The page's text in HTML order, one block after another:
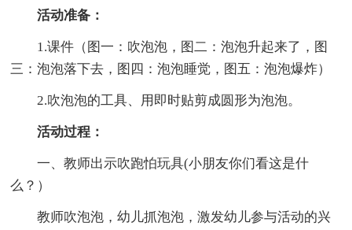
活动准备：
1.课件（图一：吹泡泡，图二：泡泡升起来了，图
三：泡泡落下去，图四：泡泡睡觉，图五：泡泡爆炸）
2.吹泡泡的工具、用即时贴剪成圆形为泡泡。
活动过程：
一、教师出示吹跑怕玩具(小朋友你们看这是什
么？）
教师吹泡泡，幼儿抓泡泡，激发幼儿参与活动的兴